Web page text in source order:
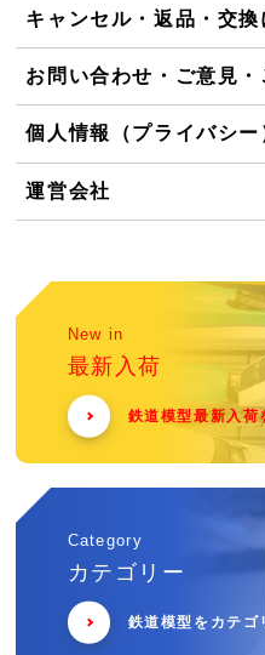
キャンセル・返品・交換
お問い合わせ・ご意見・
個人情報（プライバシ
運営会社
New in
最新入荷
鉄道模型最新入荷
Category
カテゴリー
鉄道模型をカテゴ